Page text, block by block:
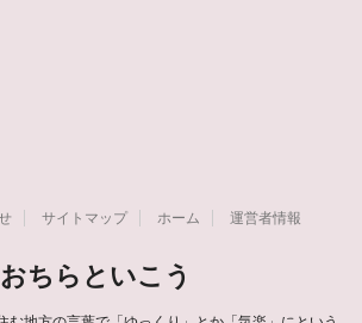
サイトマップ ホーム 運営者情報
おちらといこう